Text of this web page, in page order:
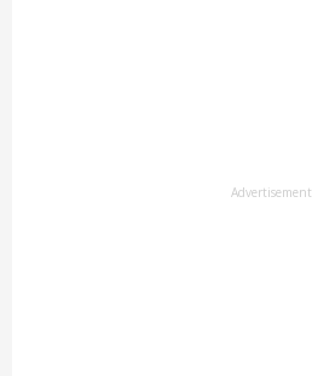
Advertisement